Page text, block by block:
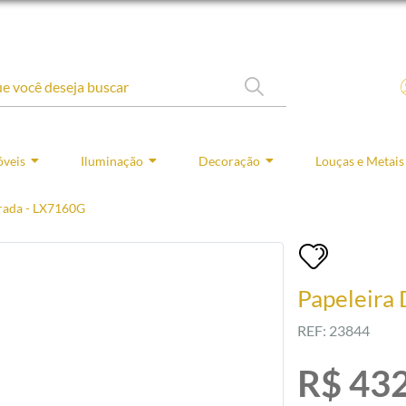
Iluminação Decoração Louças e Metais
- LX7160G
Papeleira
REF: 23844
R$